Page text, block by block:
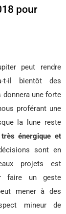
pour
peut rendre
t-il bientôt des
une forte
proférant une
la lune reste
très énergique et
sont en
projets est
faire un geste
mener à des
mineur de